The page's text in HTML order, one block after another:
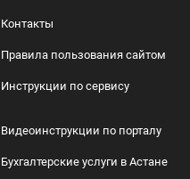
Контакты
Правила пользования сайтом
Инструкции по сервису
Видеоинструкции по порталу
Бухгалтерские услуги в Астане